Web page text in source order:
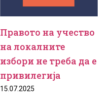
Правото на учество
на локалните
избори не треба да е
привилегија
15.07.2025